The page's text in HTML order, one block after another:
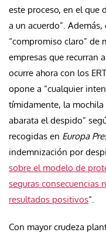
este proceso, en el que
a un acuerdo”.
“compromiso claro” de
empresas que recurran
ocurre ahora con los
opone a “cualquier
tímidamente, la
abarata el despido”
recogidas en Europa
indemnización por
sobre el modelo de
seguras consecuencias
resultados positivos“.
Con mayor crudeza